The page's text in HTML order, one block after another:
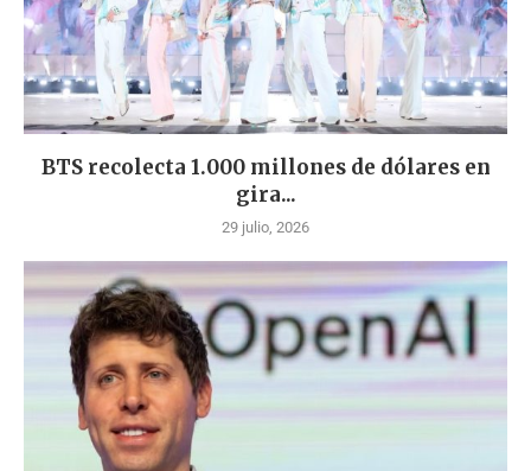
BTS recolecta 1.000 millones de dólares en
gira...
29 julio, 2026